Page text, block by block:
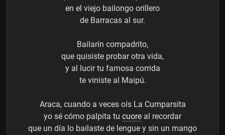
en el viejo bailongo orillero
de Barracas al sur.
Bailarín compadrito,
que quisiste probar otra vida,
y al lucir tu famosa corrida
te viniste al Maipú.
Araca, cuando a veces oís La Cumparsita
yo sé cómo palpita tu cuore al recordar
que un día lo bailaste de lengue y sin un mango